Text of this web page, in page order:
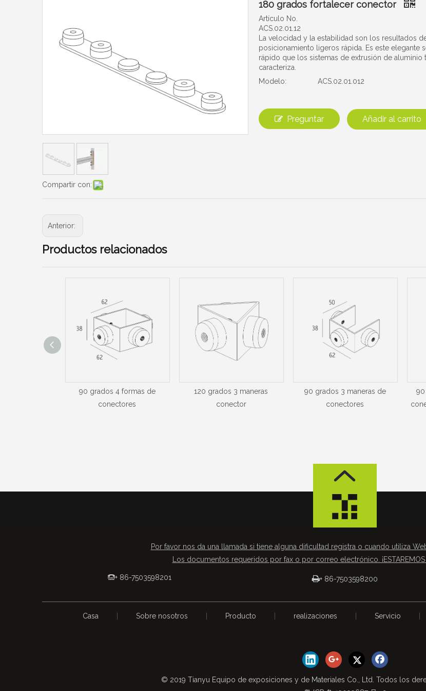
Compartir con:
180 grados fortalecer conector
Artículo No.
ACS.02.01.12
La velocidad y la estabilidad son los resultados
posicionamiento ligeros rápida. Es este elegante
rápido que los sistemas de extrusión de
caracteriza.
Modelo:
ACS.02.01.012
Preguntar Añadir al carrito
Anterior:
Productos relacionados
90 grados 4 formas de
conectores
120 grados 3 maneras
conector
90 grados 3 maneras de
conectores
Por favor nos da una llamada si tiene alguna dificultad registra o cuando utiliza
Los documentos requeridos por fax o por correo electrónico. ¡ESTAREMOS
+ 86-7503598201 + 86-7503598200
Casa Sobre nosotros Producto realizaciones Servicio
© 2019 Tianyu Equipo de exposiciones y de Materiales Co., Ltd. Todos los